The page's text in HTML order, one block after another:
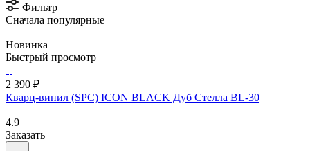
Фильтр
Сначала популярные
Новинка
Быстрый просмотр
2 390 ₽
Кварц-винил (SPC) ICON BLACK Дуб Стелла BL-30
4.9
Заказать